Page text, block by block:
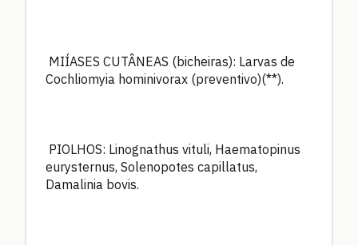
MIÍASES CUTÂNEAS (bicheiras): Larvas de
Cochliomyia hominivorax (preventivo)(**).
PIOLHOS: Linognathus vituli, Haematopinus
eurysternus, Solenopotes capillatus,
Damalinia bovis.